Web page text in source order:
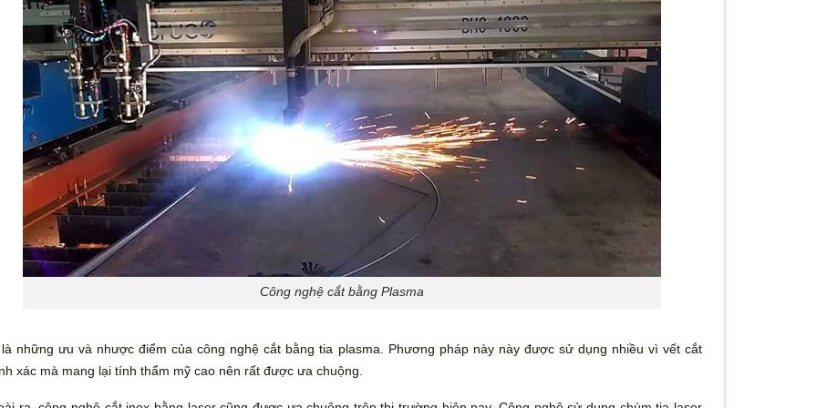
Công nghệ cắt bằng Plasma
những ưu và nhược điểm của công nghệ cắt bằng tia plasma. Phương pháp này này được sử dụng nhiều vì vết cắt
xác mà mang lại tính thẩm mỹ cao nên rất được ưa chuộng.